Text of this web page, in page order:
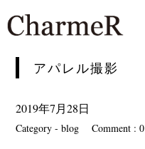
アパレル撮影
2019年7月28日
Category -blog Comment : 0